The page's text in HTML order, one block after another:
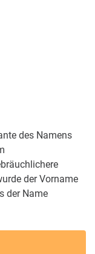
des Namens
der Vorname
der Name